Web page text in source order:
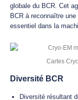
globale du BCR. Cet
BCR à reconnaître
essentiel dans la
Cartes
Diversité BCR
Diversité résultant